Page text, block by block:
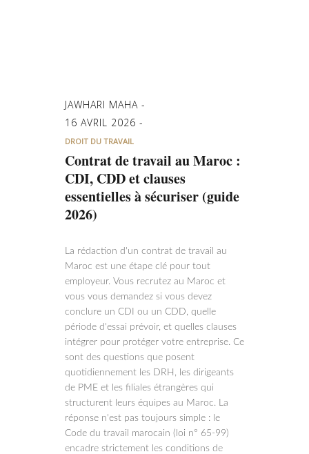
JAWHARI MAHA
16 AVRIL 2026
DROIT DU TRAVAIL
Contrat de travail au Maroc :
CDI, CDD et clauses
essentielles à sécuriser (guide
2026)
La rédaction d'un contrat de travail au
Maroc est une étape clé pour tout
employeur. Vous recrutez au Maroc et
vous vous demandez si vous devez
conclure un CDI ou un CDD, quelle
période d'essai prévoir, et quelles clauses
intégrer pour protéger votre entreprise. Ce
sont des questions que posent
quotidiennement les DRH, les dirigeants
de PME et les filiales étrangères qui
structurent leurs équipes au Maroc. La
réponse n'est pas toujours simple : le
Code du travail marocain (loi n° 65-99)
encadre strictement les conditions de